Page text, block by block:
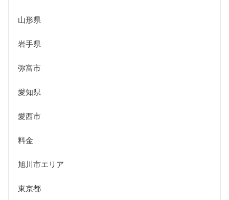
山形県
岩手県
弥富市
愛知県
愛西市
料金
旭川市エリア
東京都